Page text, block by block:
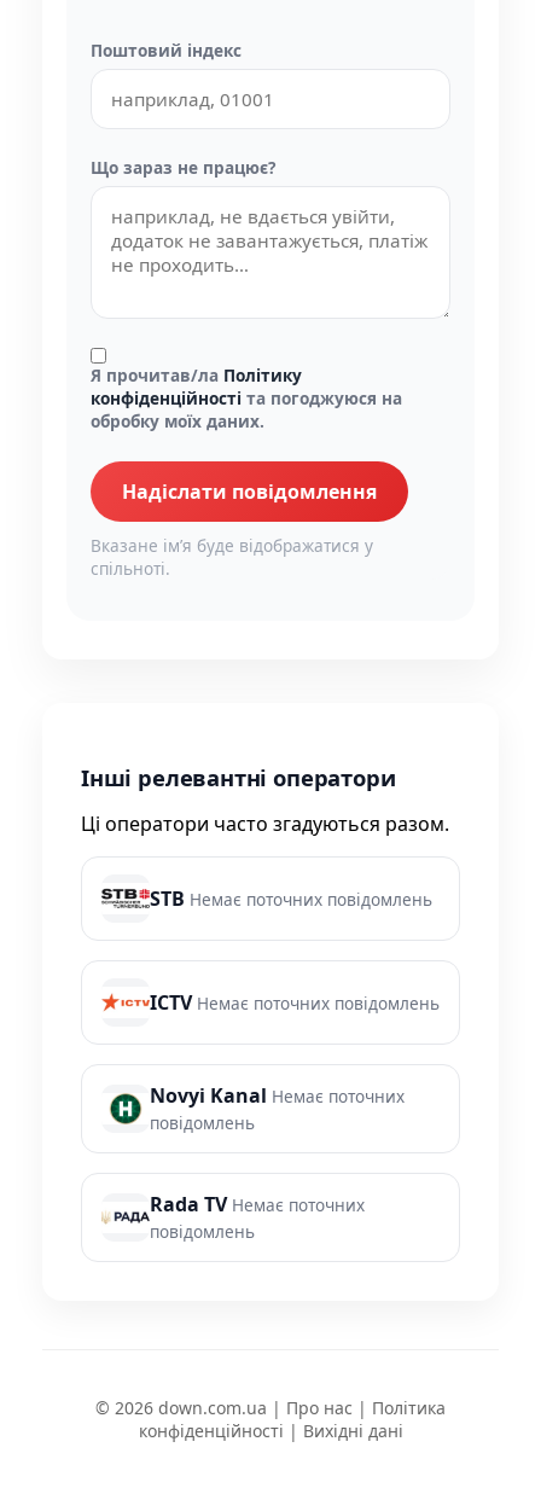
Поштовий індекс
Що зараз не працює?
Я прочитав/ла Політику
конфіденційності та погоджуюся на
обробку моїх даних.
Надіслати повідомлення
Вказане імʼя буде відображатися у
спільноті.
Інші релевантні оператори
Ці оператори часто згадуються разом.
STB Немає поточних повідомлень
ICTV Немає поточних повідомлень
Novyi Kanal Немає поточних
повідомлень
Rada TV Немає поточних
повідомлень
© 2026 down.com.ua | Про нас | Політика
конфіденційності | Вихідні дані